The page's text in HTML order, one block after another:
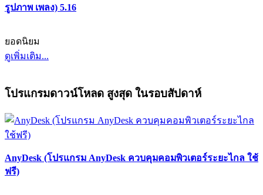
รูปภาพ เพลง) 5.16
ยอดนิยม
ดูเพิ่มเติม...
โปรแกรมดาวน์โหลด สูงสุด ในรอบสัปดาห์
AnyDesk (โปรแกรม AnyDesk ควบคุมคอมพิวเตอร์ระยะไกล ใช้
ฟรี)